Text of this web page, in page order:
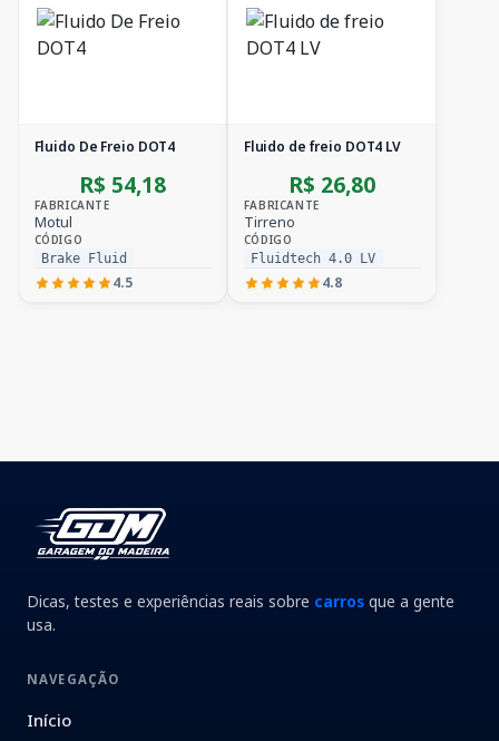
Fluido De Freio DOT4
R$ 54,18
FABRICANTE
Motul
CÓDIGO
Brake Fluid
4.5
Fluido de freio DOT4 LV
R$ 26,80
FABRICANTE
Tirreno
CÓDIGO
Fluidtech 4.0 LV
4.8
Dicas, testes e experiências reais sobre carros que a gente
usa.
NAVEGAÇÃO
Início